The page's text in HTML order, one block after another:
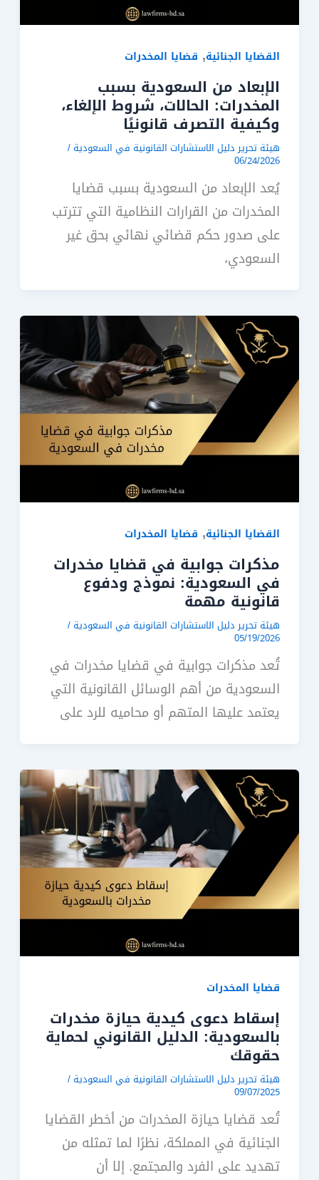
القضايا الجنائية, قضايا المخدرات
الإبعاد من السعودية بسبب
المخدرات: الحالات، شروط الإلغاء،
وكيفية التصرف قانونيًا
هيئة تحرير دليل الاستشارات القانونية في السعودية /
06/24/2026
يُعد الإبعاد من السعودية بسبب قضايا
المخدرات من القرارات النظامية التي تترتب
على صدور حكم قضائي نهائي بحق غير
السعودي،
القضايا الجنائية, قضايا المخدرات
مذكرات جوابية في قضايا مخدرات
في السعودية: نموذج ودفوع
قانونية مهمة
هيئة تحرير دليل الاستشارات القانونية في السعودية /
05/19/2026
تُعد مذكرات جوابية في قضايا مخدرات في
السعودية من أهم الوسائل القانونية التي
يعتمد عليها المتهم أو محاميه للرد على
قضايا المخدرات
إسقاط دعوى كيدية حيازة مخدرات
بالسعودية: الدليل القانوني لحماية
حقوقك
هيئة تحرير دليل الاستشارات القانونية في السعودية /
09/07/2025
تُعد قضايا حيازة المخدرات من أخطر القضايا
الجنائية في المملكة، نظرًا لما تمثله من
تهديد على الفرد والمجتمع. إلا أن